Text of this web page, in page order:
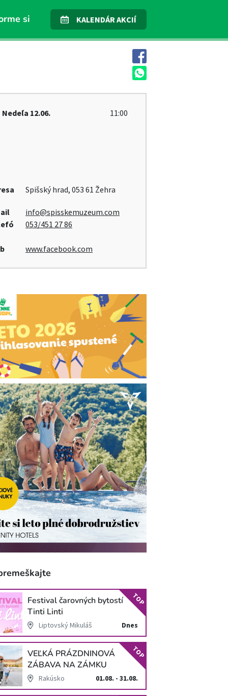
si KALENDÁR AKCIÍ
Nedeľa 12.06. 11:00
Spišský hrad, 053 61 Žehra
info@spisskemuzeum.com
053/451 27 86
www.facebook.com
Festival čarovných bytostí
Tinti Linti
Liptovský Mikuláš Dnes
TOP
VEĽKÁ PRÁZDNINOVÁ
ZÁBAVA NA ZÁMKU
SCHLOSS HOF
Rakúsko 01.08. - 31.08.
TOP